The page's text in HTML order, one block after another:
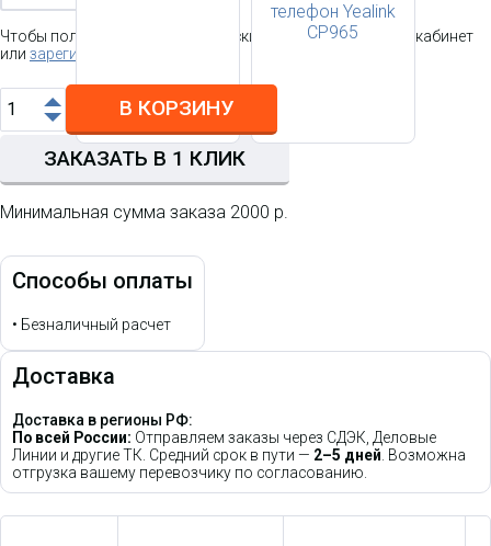
Чтобы получить персональную скидку войдите в личный
кабинет
или зарегистрируйтесь
В КОРЗИНУ
ЗАКАЗАТЬ В 1 КЛИК
Минимальная сумма заказа 2000 р.
Способы оплаты
• Безналичный расчет
Доставка
Доставка в регионы РФ:
По всей России: Отправляем заказы через СДЭК, Деловые
Линии и другие ТК. Средний срок в пути — 2–5 дней. Возможна
отгрузка вашему перевозчику по согласованию.